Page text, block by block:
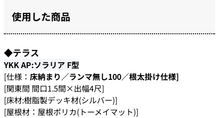
使用した商品
◆テラス
YKK AP:ソラリア F型
[仕様： 床納まり／ランマ無し100／根太掛け仕様]
[関東間 間口1.5間×出幅4尺]
[床材:樹脂製デッキ材(シルバー)]
[屋根材：屋根ポリカ(トーメイマット)]